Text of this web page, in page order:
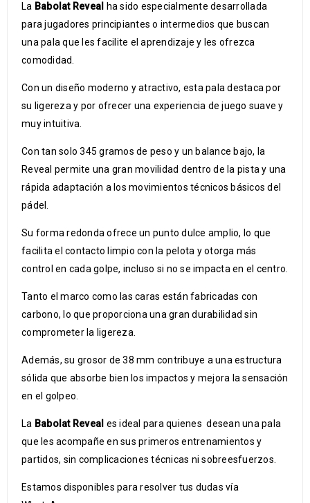
La Babolat Reveal
ha sido especialmente desarrollada
para jugadores principiantes o intermedios que buscan
una pala que les facilite el aprendizaje y les ofrezca
comodidad.
Con un diseño moderno y atractivo, esta pala destaca por
su ligereza y por ofrecer una experiencia de juego suave y
muy intuitiva.
Con tan solo 345 gramos de peso y un balance bajo, la
Reveal permite una gran movilidad dentro de la pista y una
rápida adaptación a los movimientos técnicos básicos del
pádel.
Su forma redonda ofrece un punto dulce amplio, lo que
facilita el contacto limpio con la pelota y otorga más
control en cada golpe, incluso si no se impacta en el centro.
Tanto el marco como las caras están fabricadas con
carbono, lo que proporciona una gran durabilidad sin
comprometer la ligereza.
Además, su grosor de 38 mm contribuye a una estructura
sólida que absorbe bien los impactos y mejora la sensación
en el golpeo.
La Babolat Reveal es ideal para quienes desean una pala
que les acompañe en sus primeros entrenamientos y
partidos, sin complicaciones técnicas ni sobreesfuerzos.
Estamos disponibles para resolver tus dudas vía